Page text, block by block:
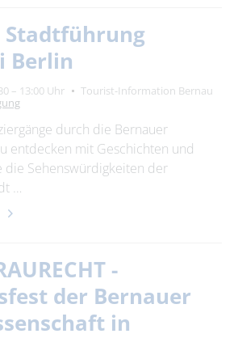
Stadtführung
Berlin
– 13:00 Uhr
Tourist-Information Bernau
durch die Bernauer
entdecken mit Geschichten und
die Sehenswürdigkeiten der
…
-
der Bernauer
in